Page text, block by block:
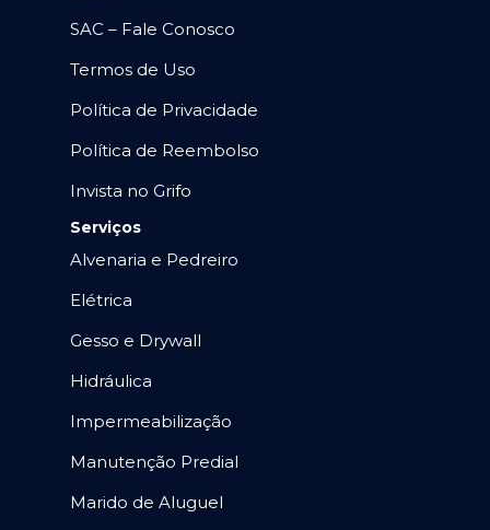
SAC – Fale Conosco
Termos de Uso
Política de Privacidade
Política de Reembolso
Invista no Grifo
Serviços
Alvenaria e Pedreiro
Elétrica
Gesso e Drywall
Hidráulica
Impermeabilização
Manutenção Predial
Marido de Aluguel